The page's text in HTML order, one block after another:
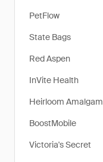
PetFlow
State Bags
Red Aspen
InVite Health
Heirloom Amalgam
BoostMobile
Victoria's Secret